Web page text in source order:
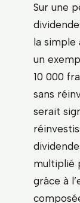
Sur une
la simple
un
10 000
sans
serait
multiplié
grâce à